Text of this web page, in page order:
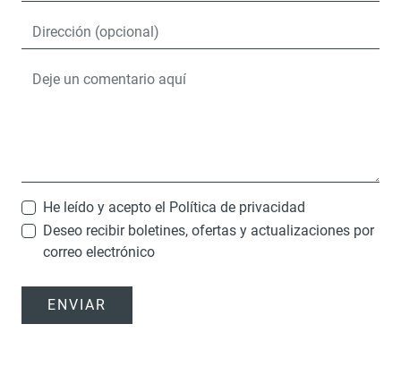
He leído y acepto el Política de privacidad
Deseo recibir boletines, ofertas y actualizaciones por
correo electrónico
ENVIAR